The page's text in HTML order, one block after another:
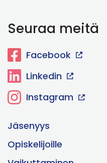
Seuraa meitä
Facebook
Linkedin
Instagram
Jäsenyys
Opiskelijoille